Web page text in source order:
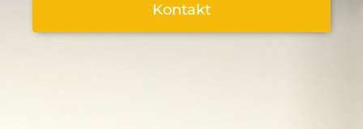
Kontakt